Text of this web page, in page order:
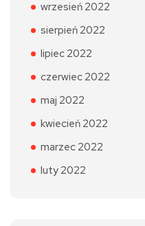
wrzesień 2022
sierpień 2022
lipiec 2022
czerwiec 2022
maj 2022
kwiecień 2022
marzec 2022
luty 2022